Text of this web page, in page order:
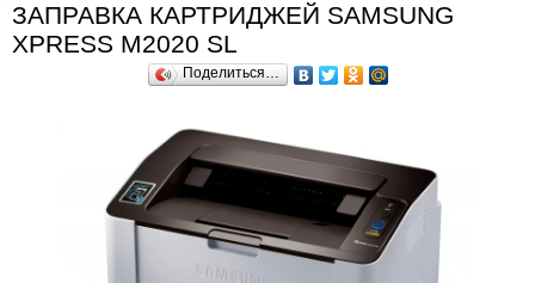
ЗАПРАВКА КАРТРИДЖЕЙ SAMSUNG
XPRESS M2020 SL
Поделиться…